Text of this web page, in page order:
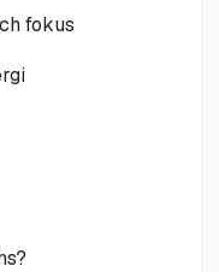
fokus